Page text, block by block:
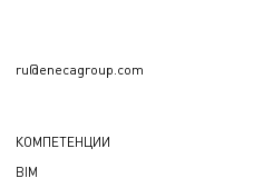
ru@enecagroup.com
КОМПЕТЕНЦИИ
BIM